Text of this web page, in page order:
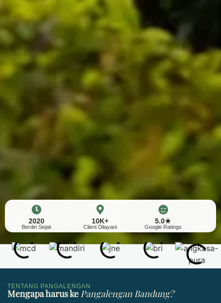
2020
Berdiri Sejak
10K+
Client Dilayani
5.0★
Google Ratings
TENTANG PANGALENGAN
Mengapa harus ke Pangalengan Bandung?